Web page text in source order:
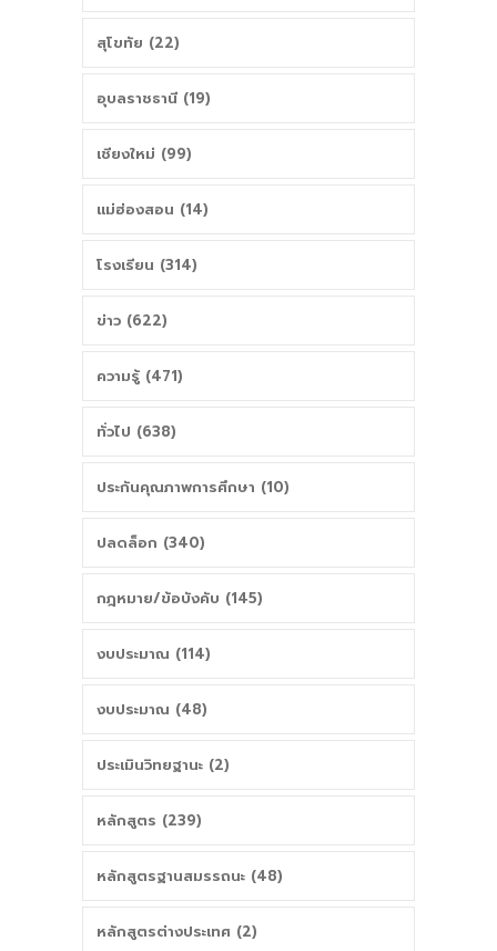
สุโขทัย (22)
อุบลราชธานี (19)
เชียงใหม่ (99)
แม่ฮ่องสอน (14)
โรงเรียน (314)
ข่าว (622)
ความรู้ (471)
ทั่วไป (638)
ประกันคุณภาพการศึกษา (10)
ปลดล็อก (340)
กฎหมาย/ข้อบังคับ (145)
งบประมาณ (114)
งบประมาณ (48)
ประเมินวิทยฐานะ (2)
หลักสูตร (239)
หลักสูตรฐานสมรรถนะ (48)
หลักสูตรต่างประเทศ (2)